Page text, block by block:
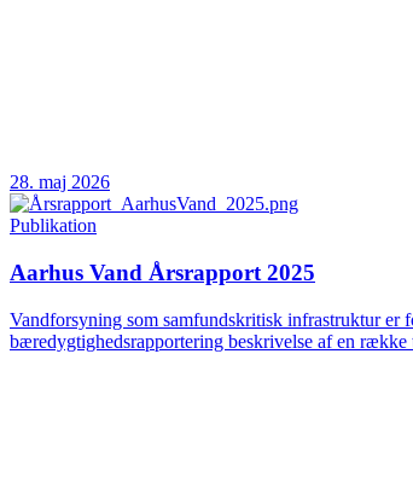
28. maj 2026
Publikation
Aarhus Vand Årsrapport 2025
Vandforsyning som samfundskritisk infrastruktur er
bæredygtighedsrapportering beskrivelse af en